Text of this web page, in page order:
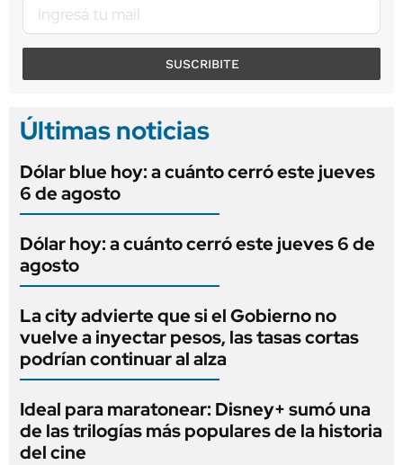
SUSCRIBITE
Últimas noticias
Dólar blue hoy: a cuánto cerró este jueves
6 de agosto
Dólar hoy: a cuánto cerró este jueves 6 de
agosto
La city advierte que si el Gobierno no
vuelve a inyectar pesos, las tasas cortas
podrían continuar al alza
Ideal para maratonear: Disney+ sumó una
de las trilogías más populares de la historia
del cine